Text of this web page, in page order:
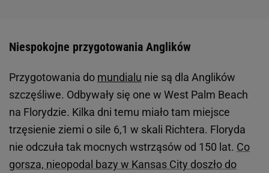
Niespokojne przygotowania Anglików
Przygotowania do mundialu nie są dla Anglików
szczęśliwe. Odbywały się one w West Palm Beach
na Florydzie. Kilka dni temu miało tam miejsce
trzęsienie ziemi o sile 6,1 w skali Richtera. Floryda
nie odczuła tak mocnych wstrząsów od 150 lat. Co
gorsza, nieopodal bazy w Kansas City doszło do